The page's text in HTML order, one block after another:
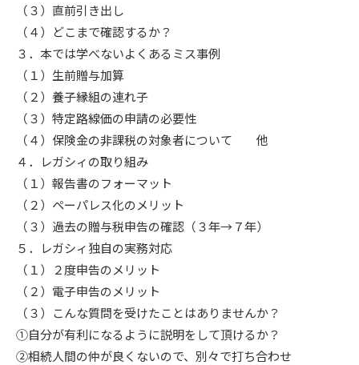
（３）直前引き出し
（４）どこまで確認するか？
３．本では学べないよくあるミス事例
（１）生前贈与加算
（２）養子縁組の連れ子
（３）特定路線価の申請の必要性
（４）保険金の非課税の対象者について 他
４．レガシィの取り組み
（１）報告書のフォーマット
（２）ペーパレス化のメリット
（３）過去の贈与税申告の確認（３年→７年）
５．レガシィ独自の実務対応
（１）２度申告のメリット
（２）電子申告のメリット
（３）こんな質問を受けたことはありませんか？
①自分が有利になるように説明をして頂けるか？
②相続人間の仲が良くないので、別々で打ち合わせ